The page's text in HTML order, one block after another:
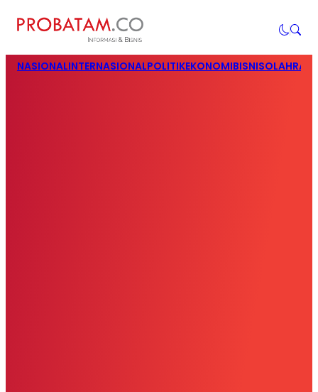
NASIONALINTERNASIONALPOLITIKEKONOMIBISNIS